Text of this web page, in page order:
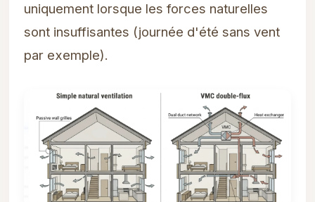
uniquement lorsque les forces naturelles
sont insuffisantes (journée d'été sans vent
par exemple).